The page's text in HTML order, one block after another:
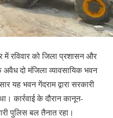
में रविवार को जिला प्रशासन और
दो मंजिला व्यावसायिक भवन
यह भवन गेंदराम द्वारा सरकारी
कार्रवाई के दौरान कानून-
पुलिस बल तैनात रहा।